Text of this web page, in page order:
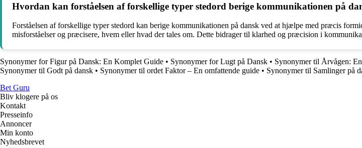
Hvordan kan forståelsen af forskellige typer stedord berige kommunikationen på
Forståelsen af forskellige typer stedord kan berige kommunikationen på dansk ved at hjælpe med præcis
misforståelser og præcisere, hvem eller hvad der tales om. Dette bidrager til klarhed og præcision i
Synonymer for Figur på Dansk: En Komplet Guide • Synonymer for Lugt på Dansk • Synonymer til Årvågen:
Synonymer til Godt på dansk • Synonymer til ordet Faktor – En omfattende guide • Synonymer til Samlinger på
Bet Guru
Bliv klogere på os
Kontakt
Presseinfo
Annoncer
Min konto
Nyhedsbrevet